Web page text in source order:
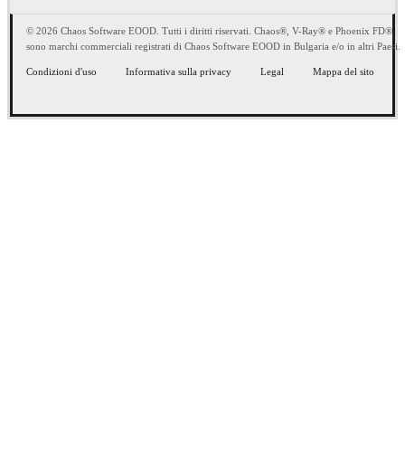
© 2026 Chaos Software EOOD. Tutti i diritti riservati. Chaos®, V-Ray® e Phoenix FD®
sono marchi commerciali registrati di Chaos Software EOOD in Bulgaria e/o in altri Paesi.
Condizioni d'uso Informativa sulla privacy Legal Mappa del sito